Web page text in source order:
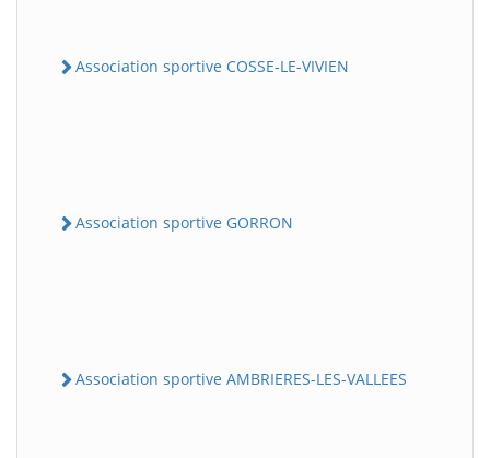
Association sportive COSSE-LE-VIVIEN
Association sportive GORRON
Association sportive AMBRIERES-LES-VALLEES